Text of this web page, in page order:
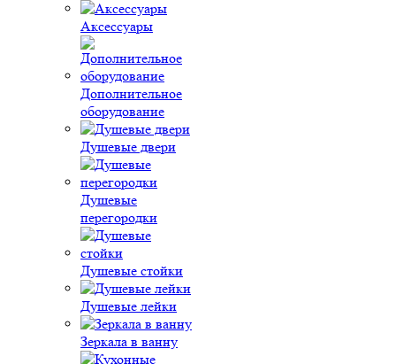
Аксессуары
Дополнительное
оборудование
Душевые двери
Душевые
перегородки
Душевые стойки
Душевые лейки
Зеркала в ванну